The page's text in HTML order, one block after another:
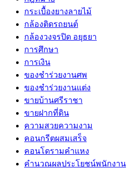
กระเบื้องยางลายไม้
กล้องติดรถยนต์
กล้องวงจรปิด อยุธยา
การศึกษา
การเงิน
ของชำร่วยงานศพ
ของชำร่วยงานแต่ง
ขายบ้านศรีราชา
ขายฝากที่ดิน
ความสวยความงาม
คอนกรีตผสมเสร็จ
คอนโดรามคำแหง
คำนวณผลประโยชน์พนักงาน